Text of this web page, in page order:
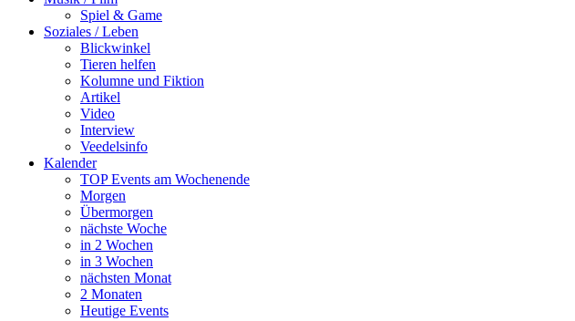
Spiel & Game
Soziales / Leben
Blickwinkel
Tieren helfen
Kolumne und Fiktion
Artikel
Video
Interview
Veedelsinfo
Kalender
TOP Events am Wochenende
Morgen
Übermorgen
nächste Woche
in 2 Wochen
in 3 Wochen
nächsten Monat
2 Monaten
Heutige Events